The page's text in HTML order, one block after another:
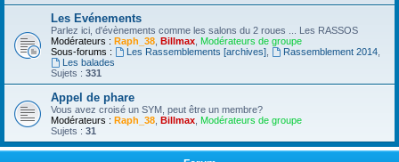
Les Evénements
Parlez ici, d'évènements comme les salons du 2 roues ... Les RASSOS
Modérateurs : Raph_38 Billmax Modérateurs de groupe
Sous-forums :
Les Rassemblements [archives], Rassemblement 2014,
Les balades
Sujets : 331
Appel de phare
Vous avez croisé un SYM, peut être un membre?
Modérateurs : Raph_38 Billmax Modérateurs de groupe
Sujets : 31